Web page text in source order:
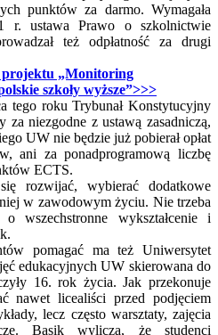
punktów za darmo. Wymagała
r. ustawa Prawo o szkolnictwie
też odpłatność za drugi
„Monitoring
szkoły wyższe”>>>
tego roku Trybunał Konstytucyjny
za niezgodne z ustawą zasadniczą,
UW nie będzie już pobierał opłat
ani za ponadprogramową liczbę
ECTS.
rozwijać, wybierać dodatkowe
w zawodowym życiu. Nie trzeba
wszechstronne wykształcenie i
pomagać ma też Uniwersytet
edukacyjnych UW skierowana do
16. rok życia. Jak przekonuje
nawet licealiści przed podjęciem
lecz często warsztaty, zajęcia
Basik wylicza, że studenci